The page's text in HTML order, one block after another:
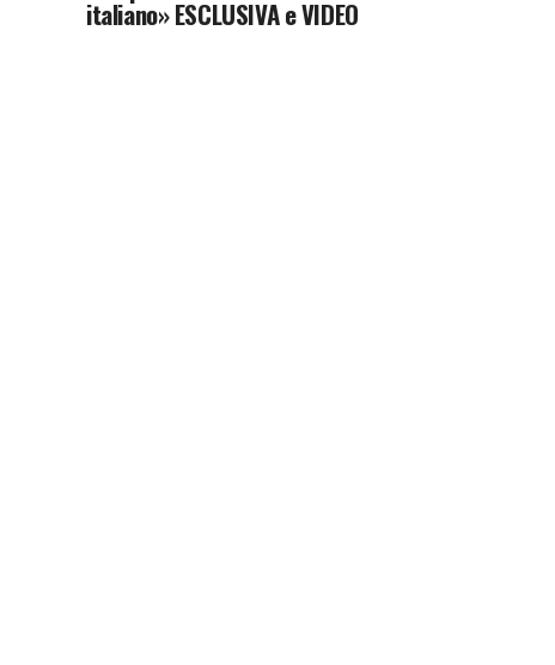
italiano» ESCLUSIVA e VIDEO